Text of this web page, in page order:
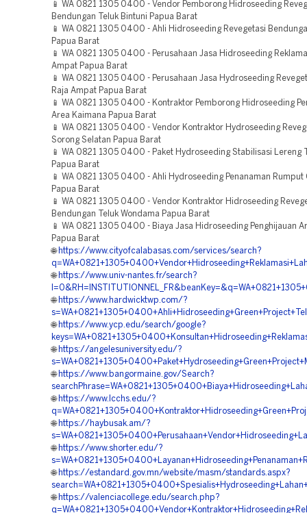
📱 WA 0821 1305 0400 - Vendor Pemborong Hidroseeding
Bendungan Teluk Bintuni Papua Barat
📱 WA 0821 1305 0400 - Ahli Hidroseeding Revegetasi
Papua Barat
📱 WA 0821 1305 0400 - Perusahaan Jasa Hidroseeding
Ampat Papua Barat
📱 WA 0821 1305 0400 - Perusahaan Jasa Hydroseeding
Raja Ampat Papua Barat
📱 WA 0821 1305 0400 - Kontraktor Pemborong Hidroseeding
Area Kaimana Papua Barat
📱 WA 0821 1305 0400 - Vendor Kontraktor Hydroseeding
Sorong Selatan Papua Barat
📱 WA 0821 1305 0400 - Paket Hydroseeding Stabilisasi Lereng
Papua Barat
📱 WA 0821 1305 0400 - Ahli Hydroseeding Penanaman Rumput
Papua Barat
📱 WA 0821 1305 0400 - Vendor Kontraktor Hidroseeding
Bendungan Teluk Wondama Papua Barat
📱 WA 0821 1305 0400 - Biaya Jasa Hidroseeding Penghijauan
Papua Barat
🌐 https://www.cityofcalabasas.com/services/search?
🌐 https://www.univ-nantes.fr/search?
🌐 https://www.hardwicktwp.com/?
🌐 https://www.ycp.edu/search/google?
🌐 https://angelesuniversity.edu/?
🌐 https://www.bangormaine.gov/Search?
🌐 https://www.lcchs.edu/?
🌐 https://haybusak.am/?
🌐 https://www.shorter.edu/?
🌐 https://estandard.gov.mn/website/masm/standards.aspx?
🌐 https://valenciacollege.edu/search.php?